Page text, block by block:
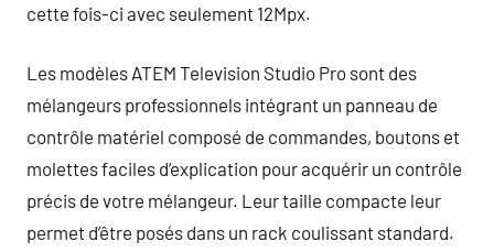
cette fois-ci avec seulement 12Mpx.
Les modèles ATEM Television Studio Pro sont des
mélangeurs professionnels intégrant un panneau de
contrôle matériel composé de commandes, boutons et
molettes faciles d’explication pour acquérir un contrôle
précis de votre mélangeur. Leur taille compacte leur
permet d’être posés dans un rack coulissant standard.